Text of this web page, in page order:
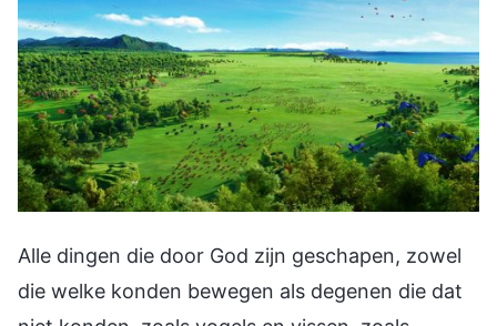
Alle dingen die door God zijn geschapen, zowel
die welke konden bewegen als degenen die dat